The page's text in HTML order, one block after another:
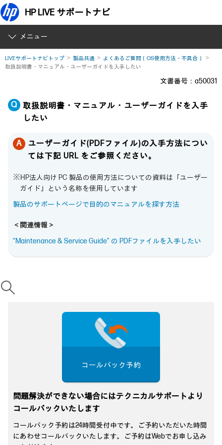
HP LIVE サポートナビ
メニュー
LIVEサポートナビトップ 製品共通
よくあるご質問（OS使用方法・不具合）
取扱説明書・マニュアル・ユーザーガイドを入手したい
文書番号：a50031
取扱説明書・マニュアル・ユーザーガイドを入手
したい
ユーザーガイド(PDFファイル)の入手方法につい
ては下記 URL をご参照ください。
※HP法人向け PC 製品の使用方法についての資料は「ユーザー
ガイド」という名称を使用しています
製品のサポートページで目的のマニュアルを探す方法
＜関連情報＞
“Maintenance & Service Guide” の PDFファイルを入手したい
コールバック予約
問題解決ができない場合にはテクニカルサポートより
コールバックいたします
コールバック予約は24時間受付中です。ご予約いただいた時間
にあわせコールバックいたします。ご予約はWebでお申し込み